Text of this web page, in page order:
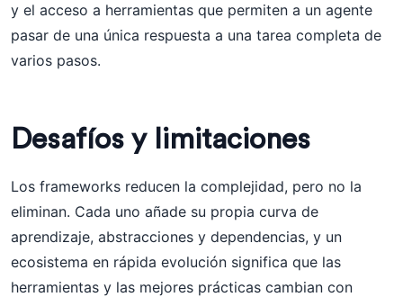
y el acceso a herramientas que permiten a un agente
pasar de una única respuesta a una tarea completa de
varios pasos.
Desafíos y limitaciones
Los frameworks reducen la complejidad, pero no la
eliminan. Cada uno añade su propia curva de
aprendizaje, abstracciones y dependencias, y un
ecosistema en rápida evolución significa que las
herramientas y las mejores prácticas cambian con